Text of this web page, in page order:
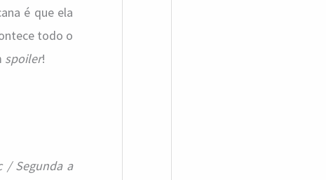
é que ela
todo o
spoiler!
/ Segunda a